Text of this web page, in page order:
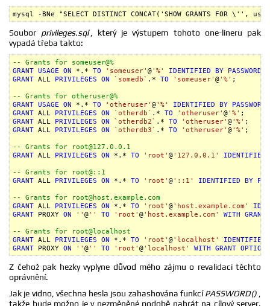
mysql -BNe "SELECT DISTINCT CONCAT('SHOW
Soubor privileges.sql
, který je výstupem tohoto one-lineru pak
vypadá třeba takto:
-- Grants for someuser@%
GRANT USAGE ON *.* TO 'someuser' @'%' IDENTIFIED BY PASSWORD
GRANT ALL PRIVILEGES ON `somedb` .* TO 'someuser' @'%' ;
-- Grants for otheruser@%
GRANT USAGE ON *.* TO 'otheruser' @'%' IDENTIFIED BY PASSWORD
GRANT ALL PRIVILEGES ON `otherdb` .* TO 'otheruser' @'%'
GRANT ALL PRIVILEGES ON `otherdb2` .* TO 'otheruser' @'%'
GRANT ALL PRIVILEGES ON `otherdb3` .* TO 'otheruser' @'%' ;
-- Grants for root@127.0.0.1
GRANT ALL PRIVILEGES ON *.* TO 'root' @'127.0.0.1'
IDENTIFIED
-- Grants for root@::1
GRANT ALL PRIVILEGES ON *.* TO 'root' @'::1' IDENTIFIED BY
-- Grants for root@host.example.com
GRANT ALL PRIVILEGES ON *.* TO 'root' @'host.example.com'
GRANT PROXY ON '' @'' TO 'root' @'host.example.com' WITH GRANT
-- Grants for root@localhost
GRANT ALL PRIVILEGES ON *.* TO 'root' @'localhost'
IDENTIFIED
GRANT PROXY ON '' @'' TO 'root' @'localhost' WITH GRANT OPTION
Z čehož pak hezky vyplyne důvod mého zájmu o revalidaci těchto
oprávnění.
Jak je vidno, všechna hesla jsou zahashována funkcíPASSWORD()
takže bude možno je v nezměněné podobě nahrát na cílový server.